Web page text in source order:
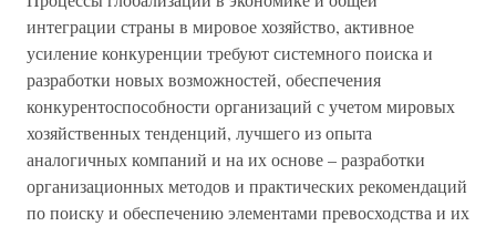
интеграции страны в мировое хозяйство, активное
усиление конкуренции требуют системного поиска и
разработки новых возможностей, обеспечения
конкурентоспособности организаций с учетом мировых
хозяйственных тенденций, лучшего из опыта
аналогичных компаний и на их основе – разработки
организационных методов и практических рекомендаций
по поиску и обеспечению элементами превосходства и их